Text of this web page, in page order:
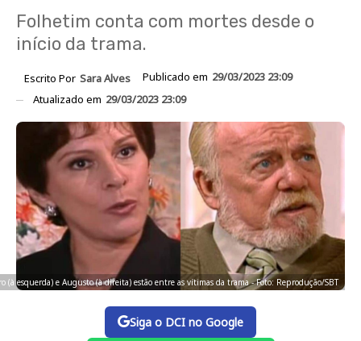
Folhetim conta com mortes desde o
início da trama.
Escrito Por Sara Alves Publicado em 29/03/2023 23:09
Atualizado em 29/03/2023 23:09
(à esquerda) e Augusto (à direita) estão entre as vítimas da trama - Foto: Reprodução/SBT
Siga o DCI no Google